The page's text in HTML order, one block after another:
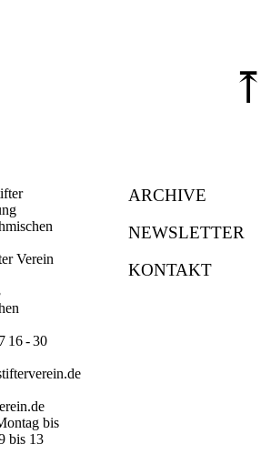
⤒
Verein
16 - 30
bis
bis 13
ARCHIVE
NEWSLETTER
KONTAKT